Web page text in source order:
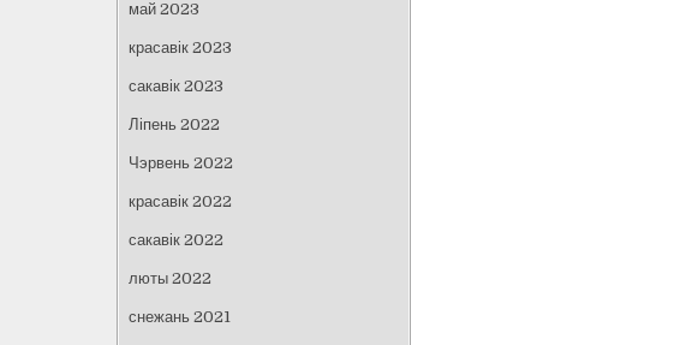
май 2023
красавік 2023
сакавік 2023
Ліпень 2022
Чэрвень 2022
красавік 2022
сакавік 2022
люты 2022
снежань 2021